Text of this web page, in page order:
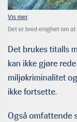
Det er bred enighet om
(Foto: Ryfylke Rensefisk
Det brukes titalls
kan ikke gjøre
miljøkriminalitet
ikke fortsette.
Også omfattende